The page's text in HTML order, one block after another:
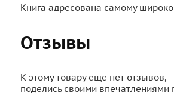
Книга адресована самому
Отзывы
К этому товару еще нет отзывов,
поделись своими